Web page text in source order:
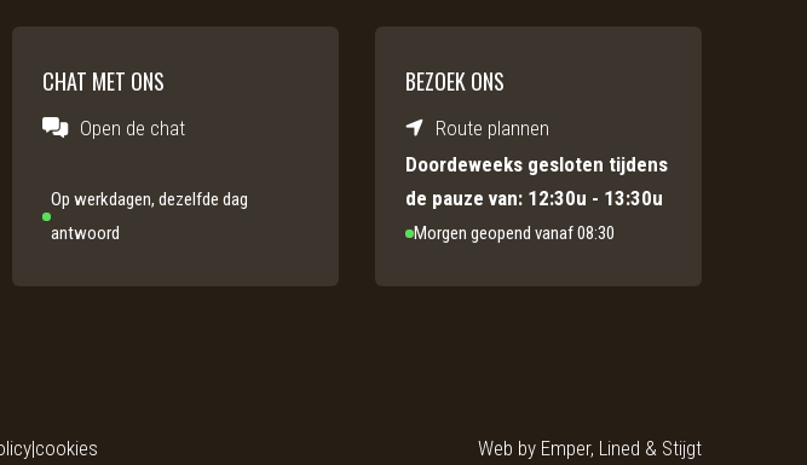
CHAT MET ONS
Open de chat
Op werkdagen, dezelfde dag
antwoord
BEZOEK ONS
Route plannen
Doordeweeks gesloten tijdens
de pauze van: 12:30u - 13:30u
Morgen geopend vanaf 08:30
cookies Web by Emper, Lined & Stijgt